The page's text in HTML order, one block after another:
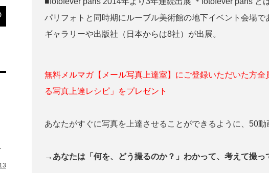
パリフォトと同時期にルーブル美術館の地下イベント会場
ギャラリーや出版社（日本からは8社）が出展。
無料メルマガ【メール写真上達室】にご登録いただいた方
る写真上達レシピ」をプレゼント
あなたがすぐに写真を上達させることができるように、50
→あなたは「何を、どう撮るのか？」わかって、考えて撮